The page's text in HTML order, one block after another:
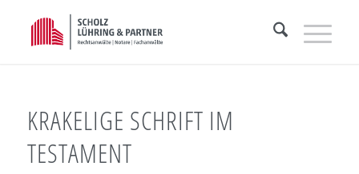
KRAKELIGE SCHRIFT IM
TESTAMENT